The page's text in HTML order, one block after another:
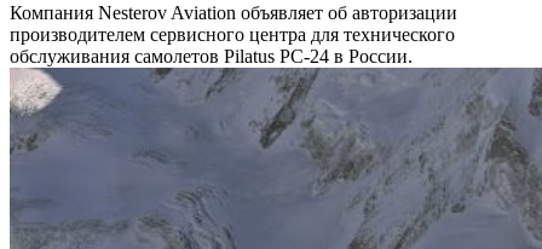
Компания Nesterov Aviation объявляет об авторизации
производителем сервисного центра для технического
обслуживания самолетов Pilatus PC-24 в России.